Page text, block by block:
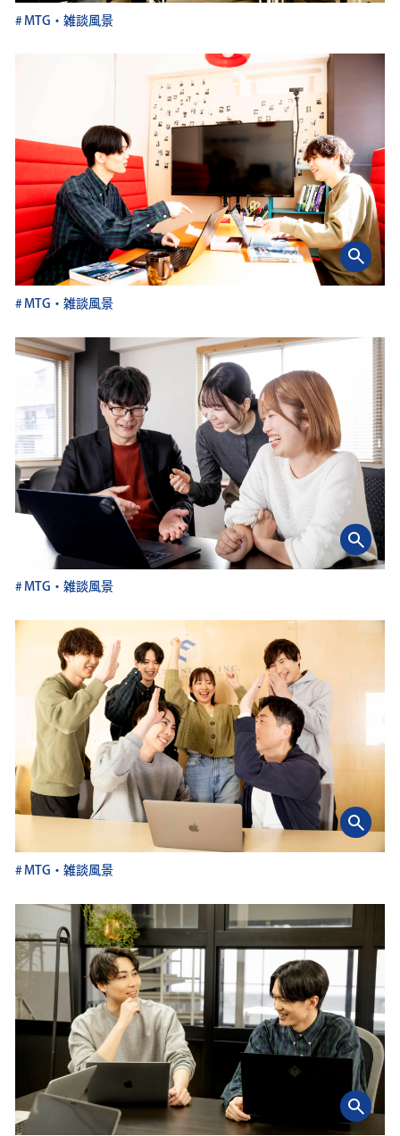
MTG・雑談風景
MTG・雑談風景
MTG・雑談風景
MTG・雑談風景